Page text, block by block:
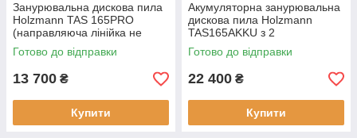
Занурювальна дискова пила
Holzmann TAS 165PRO
(направляюча лінійка не
входить у комплект)
потужність 1.4 кВт вага 5.5 кг
Готово до відправки
13 700 ₴
Купити
Акумуляторна занурювальна
дискова пила Holzmann
TAS165AKKU з 2
акумуляторами 80 Вт*год
діаметром диска 165 мм Li-
Готово до відправки
22 400 ₴
Купити